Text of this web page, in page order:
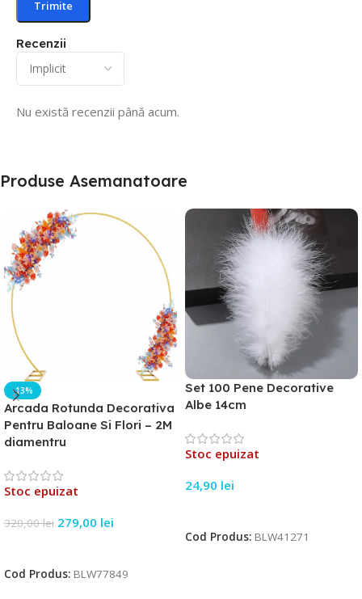
Recenzii
Nu există recenzii până acum.
Produse Asemanatoare
-13%
Arcada Rotunda Decorativa
Pentru Baloane Si Flori – 2M
diamentru
Stoc epuizat
320,00lei 279,00 lei
Cod Produs: BLW77849
Set 100 Pene Decorative
Albe 14cm
Stoc epuizat
24,90 lei
Cod Produs: BLW41271